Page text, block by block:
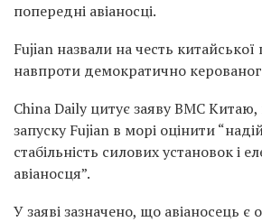
попередні авіаносці.
Fujian назвали на честь китайської
навпроти демократично
China Daily цитує заяву ВМС
запуску Fujian в морі оцінити
стабільність силових установок і
авіаносця”.
У заяві зазначено, що авіаносець є